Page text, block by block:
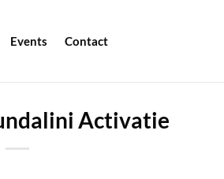
Events Contact
Activatie